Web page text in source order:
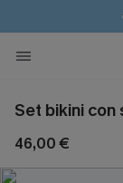
Set bikini con
46,00 €